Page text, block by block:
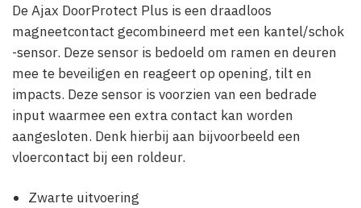
De Ajax DoorProtect Plus is een draadloos
magneetcontact gecombineerd met een kantel/schok
-sensor. Deze sensor is bedoeld om ramen en deuren
mee te beveiligen en reageert op opening, tilt en
impacts. Deze sensor is voorzien van een bedrade
input waarmee een extra contact kan worden
aangesloten. Denk hierbij aan bijvoorbeeld een
vloercontact bij een roldeur.
Zwarte uitvoering